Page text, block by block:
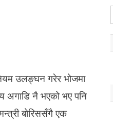
उलङ्घन गरेर भोजमा
अगाडि नै भएको भए पनि
बोरिससँगै एक